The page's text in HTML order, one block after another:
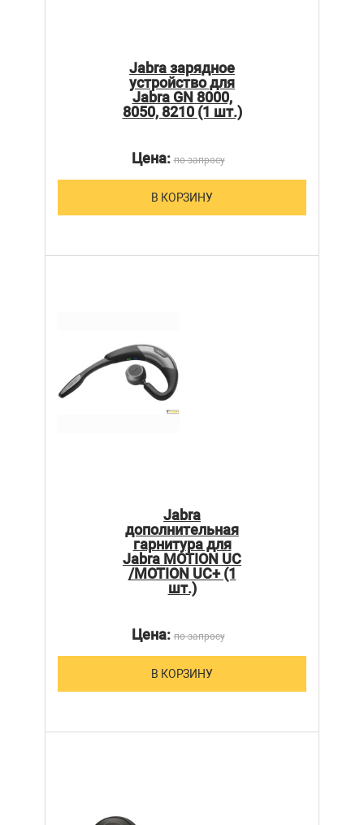
Jabra зарядное
устройство для
Jabra GN 8000,
8050, 8210 (1 шт.)
Цена:по запросу
В КОРЗИНУ
Jabra
дополнительная
гарнитура для
Jabra MOTION UC
/MOTION UC+ (1
шт.)
Цена:по запросу
В КОРЗИНУ